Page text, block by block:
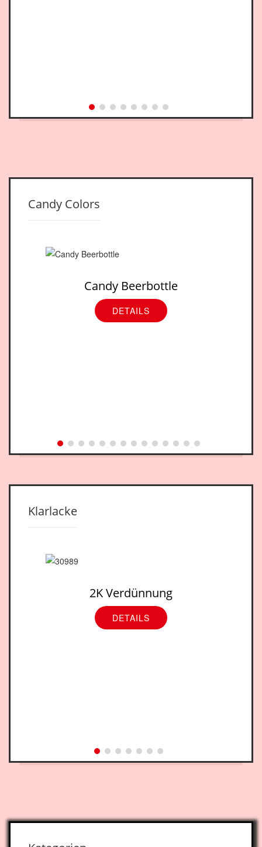
Candy Colors
Candy Beerbottle
DETAILS
Klarlacke
2K Verdünnung
DETAILS